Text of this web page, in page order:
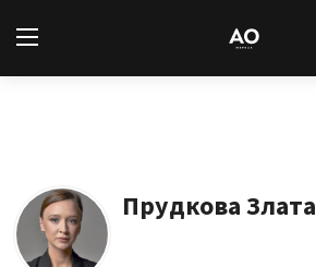
Новости
Статьи
Прудкова Злата